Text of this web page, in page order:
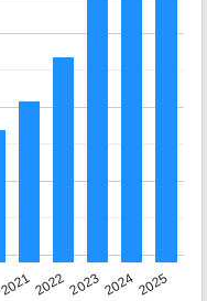
20212022202320242025